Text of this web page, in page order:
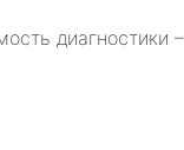
диагностики